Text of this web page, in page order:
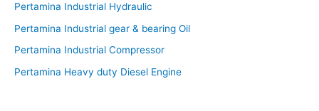
Pertamina Industrial Hydraulic
Pertamina Industrial gear & bearing Oil
Pertamina Industrial Compressor
Pertamina Heavy duty Diesel Engine